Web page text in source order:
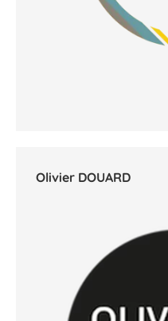
Olivier DOUARD